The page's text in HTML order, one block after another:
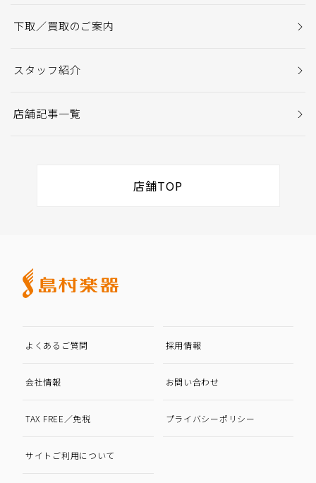
下取／買取のご案内
スタッフ紹介
店舗記事一覧
店舗TOP
よくあるご質問 採用情報
会社情報 お問い合わせ
TAX FREE／免税 プライバシーポリシー
サイトご利用について